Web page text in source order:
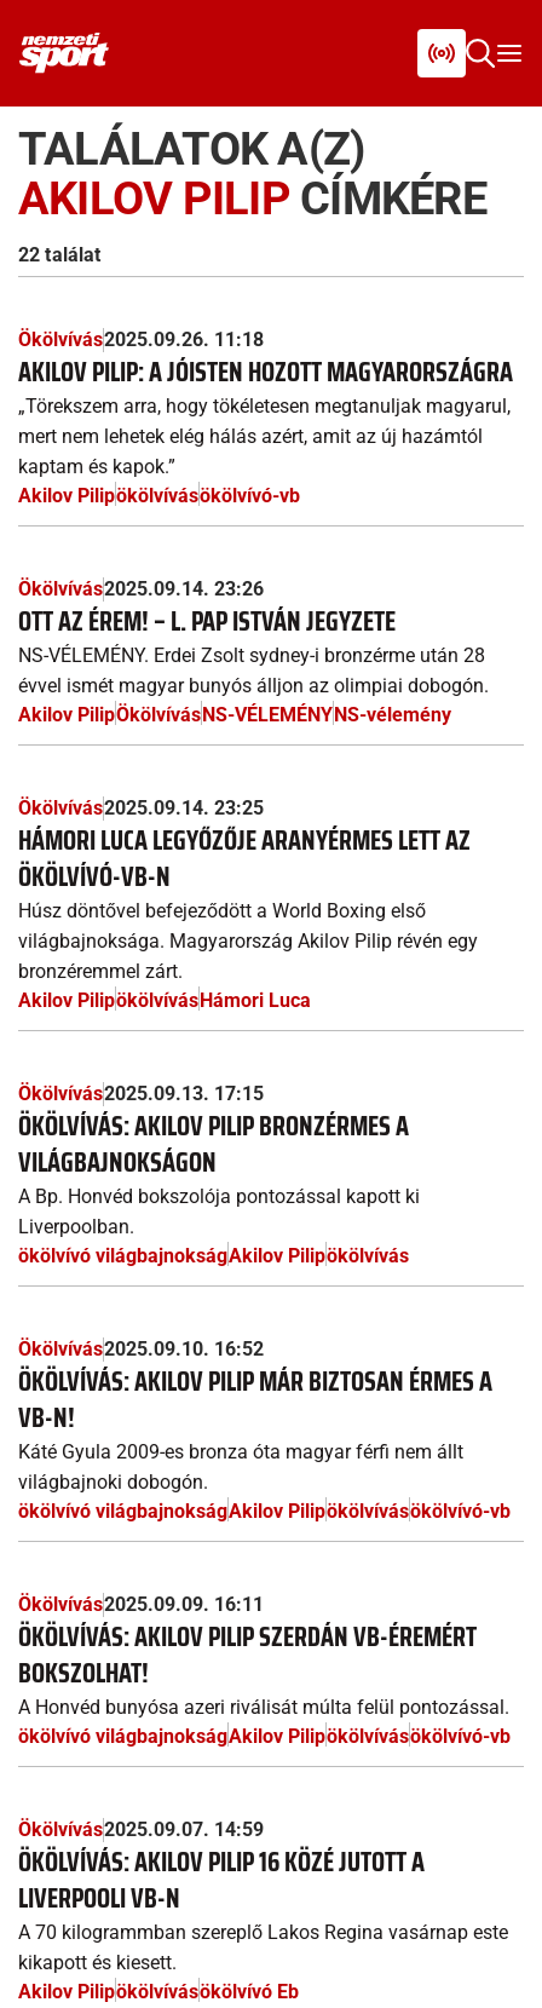
TALÁLATOK A(Z)
AKILOV PILIP CÍMKÉRE
22 találat
Ökölvívás2025.09.26. 11:18
AKILOV PILIP: A JÓISTEN HOZOTT MAGYARORSZÁGRA
„Törekszem arra, hogy tökéletesen megtanuljak magyarul,
mert nem lehetek elég hálás azért, amit az új hazámtól
kaptam és kapok.”
Akilov Pilipökölvívásökölvívó-vb
Ökölvívás2025.09.14. 23:26
OTT AZ ÉREM! – L. PAP ISTVÁN JEGYZETE
NS-VÉLEMÉNY. Erdei Zsolt sydney-i bronzérme után 28
évvel ismét magyar bunyós álljon az olimpiai dobogón.
Akilov PilipÖkölvívásNS-VÉLEMÉNYNS-vélemény
Ökölvívás2025.09.14. 23:25
HÁMORI LUCA LEGYŐZŐJE ARANYÉRMES LETT AZ
ÖKÖLVÍVÓ-VB-N
Húsz döntővel befejeződött a World Boxing első
világbajnoksága. Magyarország Akilov Pilip révén egy
bronzéremmel zárt.
Akilov PilipökölvívásHámori Luca
Ökölvívás2025.09.13. 17:15
ÖKÖLVÍVÁS: AKILOV PILIP BRONZÉRMES A
VILÁGBAJNOKSÁGON
A Bp. Honvéd bokszolója pontozással kapott ki
Liverpoolban.
ökölvívó világbajnokságAkilov Pilipökölvívás
Ökölvívás2025.09.10. 16:52
ÖKÖLVÍVÁS: AKILOV PILIP MÁR BIZTOSAN ÉRMES A
VB-N!
Káté Gyula 2009-es bronza óta magyar férfi nem állt
világbajnoki dobogón.
ökölvívó világbajnokságAkilov Pilipökölvívásökölvívó-vb
Ökölvívás2025.09.09. 16:11
ÖKÖLVÍVÁS: AKILOV PILIP SZERDÁN VB-ÉREMÉRT
BOKSZOLHAT!
A Honvéd bunyósa azeri riválisát múlta felül pontozással.
ökölvívó világbajnokságAkilov Pilipökölvívásökölvívó-vb
Ökölvívás2025.09.07. 14:59
ÖKÖLVÍVÁS: AKILOV PILIP 16 KÖZÉ JUTOTT A
LIVERPOOLI VB-N
A 70 kilogrammban szereplő Lakos Regina vasárnap este
kikapott és kiesett.
Akilov Pilipökölvívásökölvívó Eb